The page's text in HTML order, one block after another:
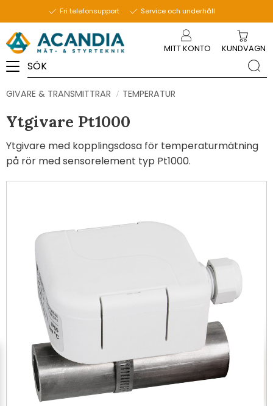
Fri telefonsupport Service och underhåll
MITT KONTO KUNDVAGN
GIVARE & TRANSMITTRAR TEMPERATUR
Ytgivare Pt1000
Ytgivare med kopplingsdosa för temperaturmätning
på rör med sensorelement typ Pt1000.